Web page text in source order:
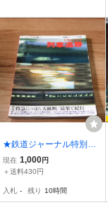
★鉄道ジャーナル特別別
冊■リバイバル作品集1２
■ドキュメント列車追跡
現在 1,000円
＋送料430円
入札 - 残り 10時間